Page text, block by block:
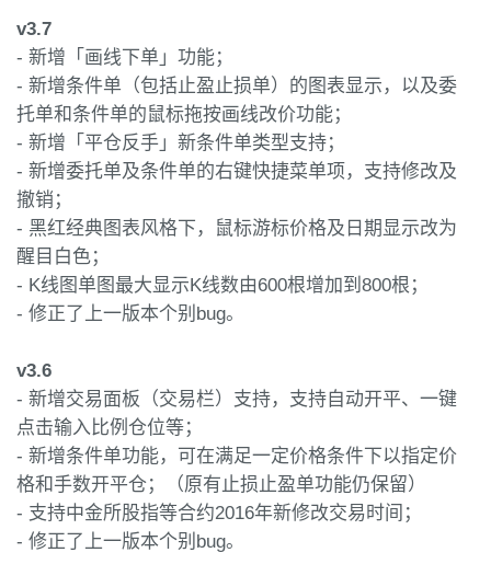
v3.7
- 新增「画线下单」功能；
- 新增条件单（包括止盈止损单）的图表显示，以及委
托单和条件单的鼠标拖按画线改价功能；
- 新增「平仓反手」新条件单类型支持；
- 新增委托单及条件单的右键快捷菜单项，支持修改及
撤销；
- 黑红经典图表风格下，鼠标游标价格及日期显示改为
醒目白色；
- K线图单图最大显示K线数由600根增加到800根；
- 修正了上一版本个别bug。
v3.6
- 新增交易面板（交易栏）支持，支持自动开平、一键
点击输入比例仓位等；
- 新增条件单功能，可在满足一定价格条件下以指定价
格和手数开平仓；（原有止损止盈单功能仍保留）
- 支持中金所股指等合约2016年新修改交易时间；
- 修正了上一版本个别bug。